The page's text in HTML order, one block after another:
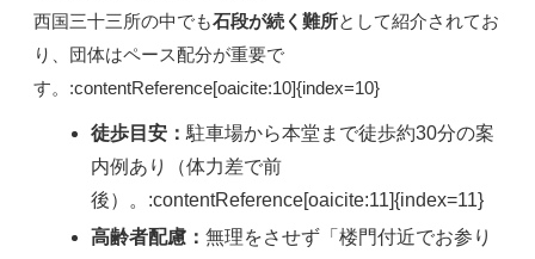
西国三十三所の中でも石段が続く難所として紹介されてお
り、団体はペース配分が重要で
す。:contentReference[oaicite:10]{index=10}
徒歩目安：駐車場から本堂まで徒歩約30分の案
内例あり（体力差で前
後）。:contentReference[oaicite:11]{index=11}
高齢者配慮：無理をさせず「楼門付近でお参り